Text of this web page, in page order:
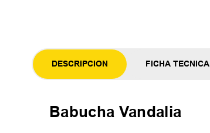
DESCRIPCION FICHA TECNICA
Babucha Vandalia